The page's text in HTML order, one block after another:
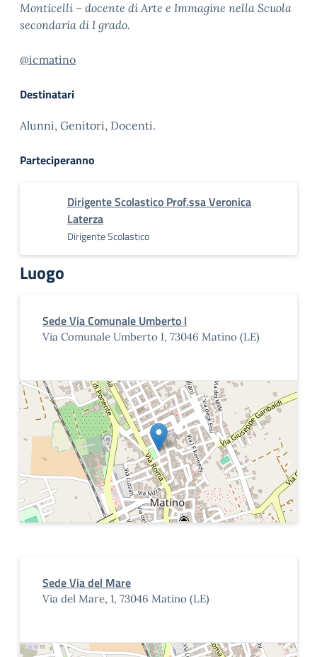
Monticelli – docente di Arte e Immagine nella Scuola
secondaria di I grado.
@icmatino
Destinatari
Alunni, Genitori, Docenti.
Parteciperanno
Dirigente Scolastico Prof.ssa Veronica
Laterza
Dirigente Scolastico
Luogo
Sede Via Comunale Umberto I
Via Comunale Umberto I, 73046 Matino (LE)
Sede Via del Mare
Via del Mare, 1, 73046 Matino (LE)